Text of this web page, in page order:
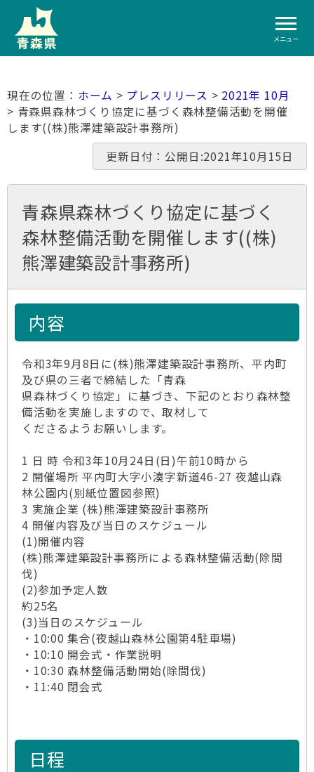
メニュー
ホーム > プレスリリース > 2021年 10月
> 青森県森林づくり協定に基づく森林整備活動を開催
します((株)熊澤建築設計事務所)
更新日付：公開日:2021年10月15日
青森県森林づくり協定に基づく
森林整備活動を開催します((株)
熊澤建築設計事務所)
内容
令和3年9月8日に(株)熊澤建築設計事務所、平内町
及び県の三者で締結した「青森
県森林づくり協定」に基づき、下記のとおり森林整
備活動を実施しますので、取材して
くださるようお願いします。
1 日 時 令和3年10月24日(日)午前10時から
2 開催場所 平内町大字小湊字新道46-27 夜越山森
林公園内(別紙位置図参照)
3 実施企業 (株)熊澤建築設計事務所
4 開催内容及び当日のスケジュール
(1)開催内容
(株)熊澤建築設計事務所による森林整備活動(除間
伐)
(2)参加予定人数
約25名
(3)当日のスケジュール
・10:00 集合(夜越山森林公園第4駐車場)
・10:10 開会式・作業説明
・10:30 森林整備活動開始(除間伐)
・11:40 閉会式
日程